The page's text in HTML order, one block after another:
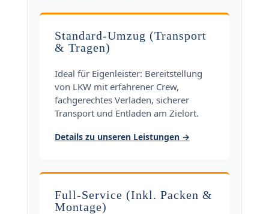
Standard-Umzug (Transport
& Tragen)
Ideal für Eigenleister: Bereitstellung
von LKW mit erfahrener Crew,
fachgerechtes Verladen, sicherer
Transport und Entladen am Zielort.
Details zu unseren Leistungen →
Full-Service (Inkl. Packen &
Montage)